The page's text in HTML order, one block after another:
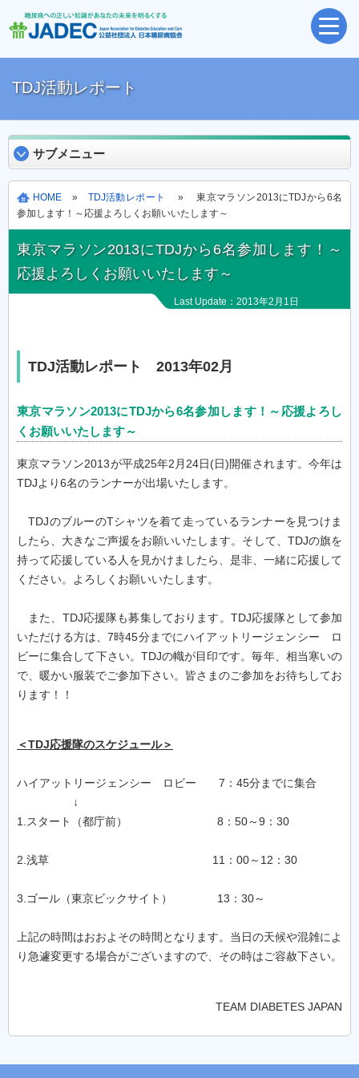
TDJ活動レポート
サブメニュー
HOME » TDJ活動レポート
» 東京マラソン2013にTDJから6名
参加します！～応援よろしくお願いいたします～
東京マラソン2013にTDJから6名参加します！～
応援よろしくお願いいたします～
Last Update：2013年2月1日
TDJ活動レポート 2013年02月
東京マラソン2013にTDJから6名参加します！～応援よろし
くお願いいたします～
東京マラソン2013が平成25年2月24日(日)開催されます。今年は
TDJより6名のランナーが出場いたします。
TDJのブルーのTシャツを着て走っているランナーを見つけま
したら、大きなご声援をお願いいたします。そして、TDJの旗を
持って応援している人を見かけましたら、是非、一緒に応援して
ください。よろしくお願いいたします。
また、TDJ応援隊も募集しております。TDJ応援隊として参加
いただける方は、7時45分までにハイアットリージェンシー ロ
ビーに集合して下さい。TDJの幟が目印です。毎年、相当寒いの
で、暖かい服装でご参加下さい。皆さまのご参加をお待ちしてお
ります！！
＜TDJ応援隊のスケジュール＞
ハイアットリージェンシー ロビー 7：45分までに集合
↓
1.スタート（都庁前） 8：50～9：30
2.浅草 11：00～12：30
3.ゴール（東京ビックサイト） 13：30～
上記の時間はおおよその時間となります。当日の天候や混雑によ
り急遽変更する場合がございますので、その時はご容赦下さい。
TEAM DIABETES JAPAN